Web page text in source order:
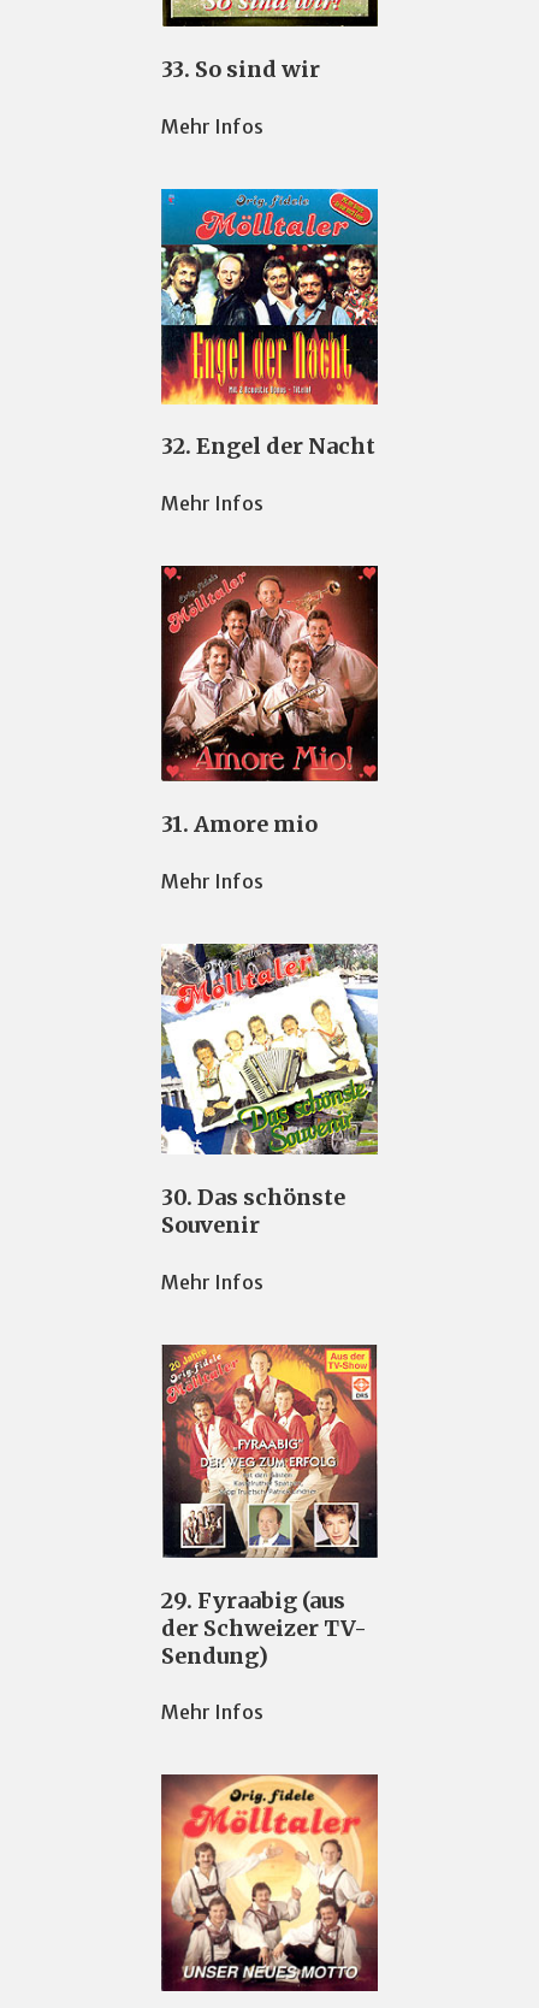
33. So sind wir
Mehr Infos
32. Engel der Nacht
Mehr Infos
31. Amore mio
Mehr Infos
30. Das schönste
Souvenir
Mehr Infos
29. Fyraabig (aus
der Schweizer TV-
Sendung)
Mehr Infos